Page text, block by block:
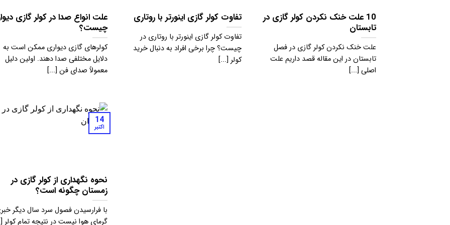
علت انواع صدا در کولر گازی
چیست؟
کولرهای گازی دیواری ممکن است به
دلایل مختلفی صدا دهند. اولین دلیل
معمولاً صدای فن [...]
تفاوت کولر گازی اینورتر با روتاری
تفاوت کولر گازی اینورتر با روتاری در
چیست؟ چرا برخی افراد به دنبال خرید
کولر [...]
10 علت خنک نکردن کولر گازی در
تابستان
علت خنک نکردن کولر گازی در فصل
تابستان در این مقاله قصد داریم علت
اصلی [...]
نحوه نگهداری از کولر گازی در
زمستان چگونه است؟
با فرارسیدن فصول سرد سال دیگر
گرمای هوا نیست در نتیجه تمام کولر
14
اکتبر